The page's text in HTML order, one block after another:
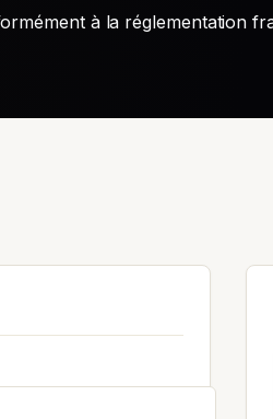
à la réglementation